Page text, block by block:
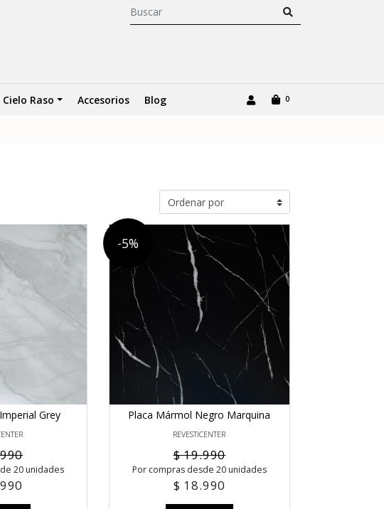
Cielo Raso Accesorios Blog 0
Grey
20 unidades
-5%
Placa Mármol Negro Marquina
REVESTICENTER
$ 19.990
Por compras desde 20 unidades
$ 18.990